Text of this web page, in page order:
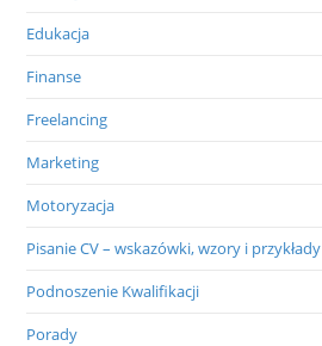
Edukacja
Finanse
Freelancing
Marketing
Motoryzacja
Pisanie CV – wskazówki, wzory i przykłady
Podnoszenie Kwalifikacji
Porady